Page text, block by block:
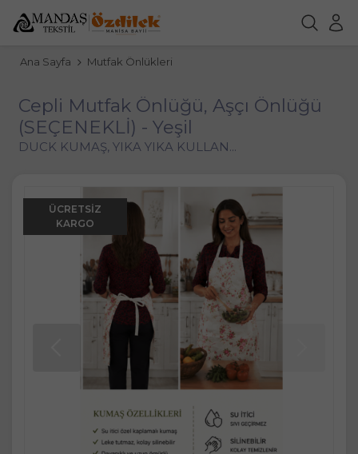
Ana Sayfa Mutfak Önlükleri
Cepli Mutfak Önlüğü, Aşçı Önlüğü
(SEÇENEKLİ) - Yeşil
DUCK KUMAŞ, YIKA YIKA KULLAN...
ÜCRETSIZ
KARGO